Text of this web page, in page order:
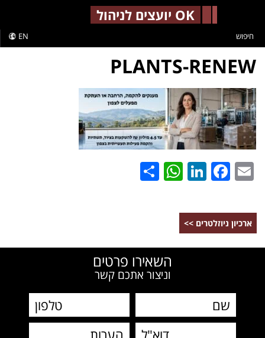
OK יועצים לניהול
EN חיפוש
PLANTS-RENEW
Email
Facebook
LinkedIn
WhatsApp
ארכיון ניוזלטרים >>
השאירו פרטים
וניצור אתכם קשר